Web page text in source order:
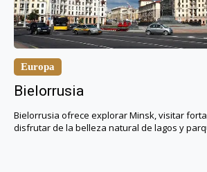
Europa
Bielorrusia
Bielorrusia ofrece explorar Minsk, visitar
disfrutar de la belleza natural de lagos y